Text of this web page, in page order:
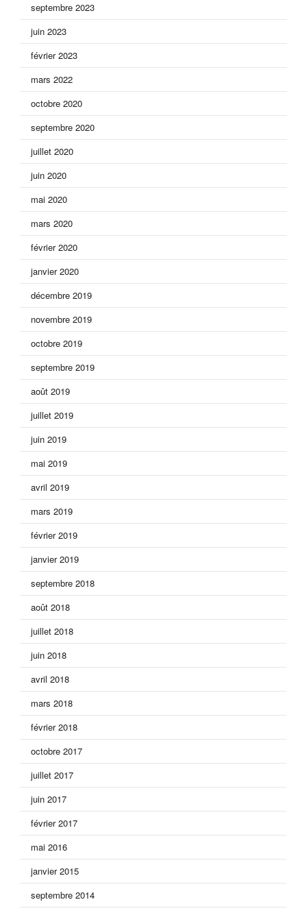
septembre 2023
juin 2023
février 2023
mars 2022
octobre 2020
septembre 2020
juillet 2020
juin 2020
mai 2020
mars 2020
février 2020
janvier 2020
décembre 2019
novembre 2019
octobre 2019
septembre 2019
août 2019
juillet 2019
juin 2019
mai 2019
avril 2019
mars 2019
février 2019
janvier 2019
septembre 2018
août 2018
juillet 2018
juin 2018
avril 2018
mars 2018
février 2018
octobre 2017
juillet 2017
juin 2017
février 2017
mai 2016
janvier 2015
septembre 2014